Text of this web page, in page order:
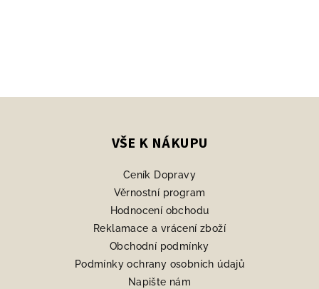
VŠE K NÁKUPU
Ceník Dopravy
Věrnostní program
Hodnocení obchodu
Reklamace a vrácení zboží
Obchodní podmínky
Podmínky ochrany osobních údajů
Napište nám